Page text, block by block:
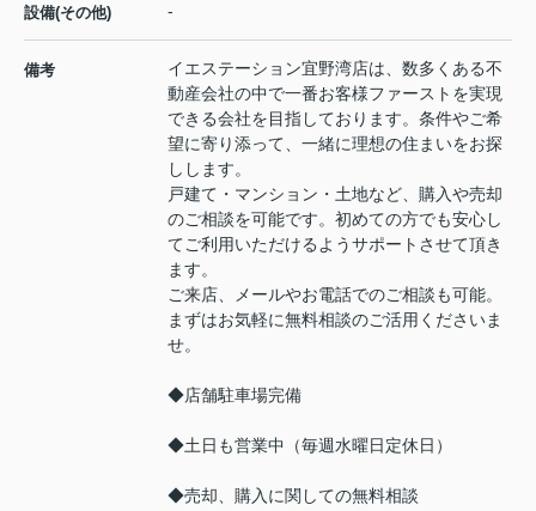
設備(その他) -
備考
イエステーション宜野湾店は、数多くある不
動産会社の中で一番お客様ファーストを実現
できる会社を目指しております。条件やご希
望に寄り添って、一緒に理想の住まいをお探
しします。
戸建て・マンション・土地など、購入や売却
のご相談を可能です。初めての方でも安心し
てご利用いただけるようサポートさせて頂き
ます。
ご来店、メールやお電話でのご相談も可能。
まずはお気軽に無料相談のご活用くださいま
せ。
◆店舗駐車場完備
◆土日も営業中（毎週水曜日定休日）
◆売却、購入に関しての無料相談